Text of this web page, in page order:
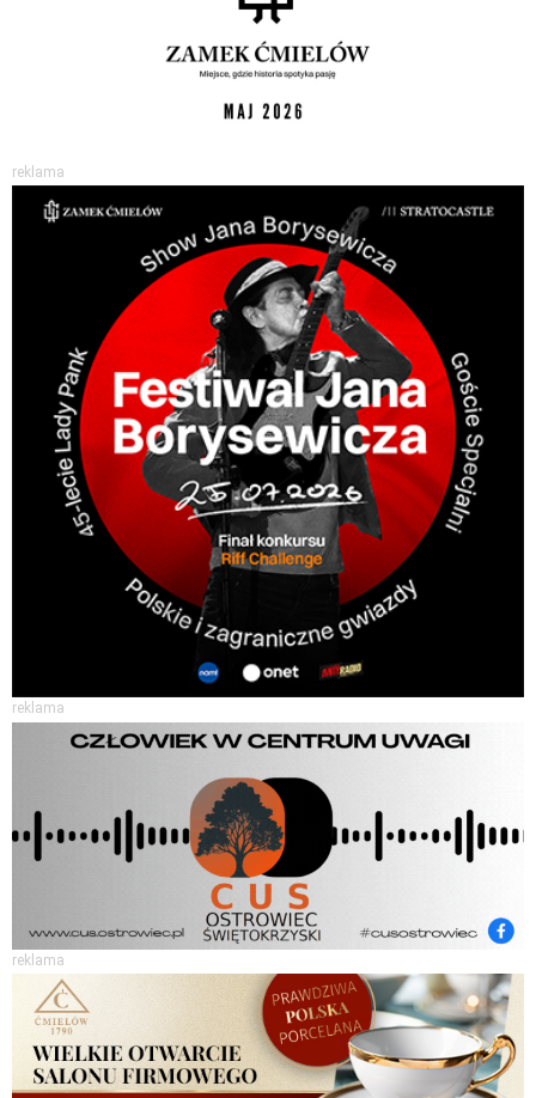
reklama
reklama
reklama